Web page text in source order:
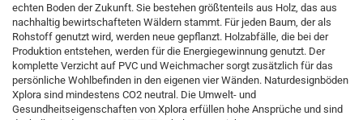
echten Boden der Zukunft. Sie bestehen größtenteils aus Holz, das aus
nachhaltig bewirtschafteten Wäldern stammt. Für jeden Baum, der als
Rohstoff genutzt wird, werden neue gepflanzt. Holzabfälle, die bei der
Produktion entstehen, werden für die Energiegewinnung genutzt. Der
komplette Verzicht auf PVC und Weichmacher sorgt zusätzlich für das
persönliche Wohlbefinden in den eigenen vier Wänden. Naturdesignböden
Xplora sind mindestens CO2 neutral. Die Umwelt- und
Gesundheitseigenschaften von Xplora erfüllen hohe Ansprüche und sind